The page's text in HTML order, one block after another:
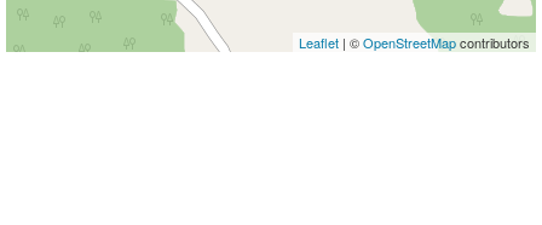
Leaflet | ©OpenStreetMapcontributors